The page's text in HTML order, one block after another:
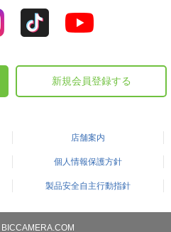
新規会員登録する
店舗案内
個人情報保護方針
製品安全自主行動指針